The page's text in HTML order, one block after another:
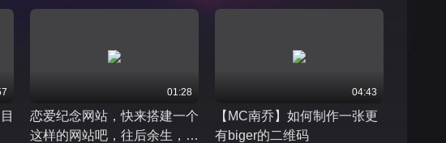
01:28
恋爱纪念网站，快来搭建一个
这样的网站吧，往后余生，满
04:43
【MC南乔】如何制作一张更
有biger的二维码